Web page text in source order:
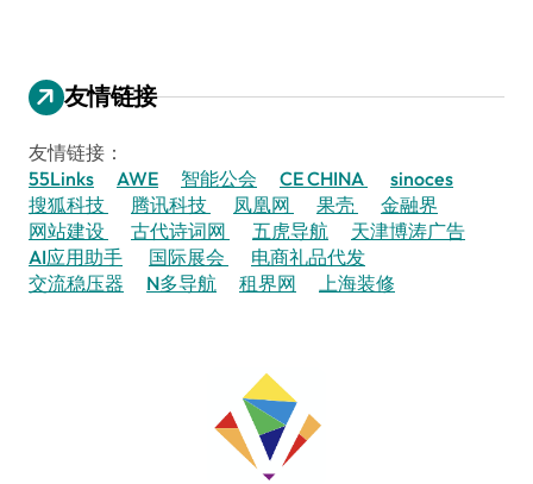
友情链接
友情链接：
55Links
AWE 智能公会 CE CHINA
sinoces
搜狐科技
腾讯科技 凤凰网 果壳
金融界
网站建设
古代诗词网 五虎导航
天津博涛广告
AI应用助手
国际展会
电商礼品代发
交流稳压器
N多导航 租界网 上海装修